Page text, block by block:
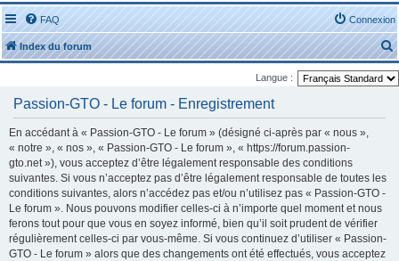
FAQ Connexion
Index du forum
e
c
Langue :
Passion-GTO - Le forum - Enregistrement
En accédant à « Passion-GTO - Le forum » (désigné ci-après par « nous »,
« notre », « nos », « Passion-GTO - Le forum », « https://forum.passion-
gto.net »), vous acceptez d’être légalement responsable des conditions
suivantes. Si vous n’acceptez pas d’être légalement responsable de toutes les
conditions suivantes, alors n’accédez pas et/ou n’utilisez pas « Passion-GTO -
Le forum ». Nous pouvons modifier celles-ci à n’importe quel moment et nous
ferons tout pour que vous en soyez informé, bien qu’il soit prudent de vérifier
régulièrement celles-ci par vous-même. Si vous continuez d’utiliser « Passion-
GTO - Le forum » alors que des changements ont été effectués, vous acceptez